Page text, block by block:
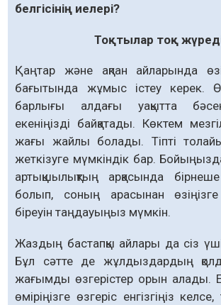
белгісінің иелері?
Тоқтылар тоқ
Қаңтар және ақпан айларында
бағытында жұмыс істеу керек.
барлығы алдағы уақытта
екеніңізді байқатады. Көктем
жағы жайлы болады. Тіпті
жеткізуге мүмкіндік бар.
артықшылықтың арқасында
болып, соның арасынан
біреуін таңдауыңыз мүмкін.
Жаздың бастапқы айлары да сіз
Бұл сәтте де жұлдыздардың
жағымды өзгерістер орын алады.
өміріңізге өзгеріс енгізгіңіз